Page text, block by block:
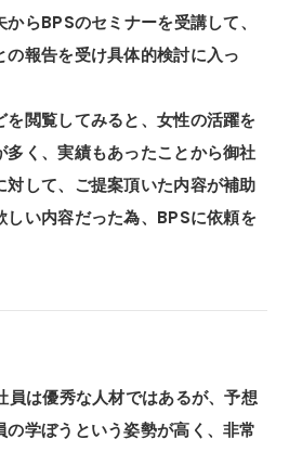
らBPSのセミナーを受講して、
報告を受け具体的検討に入っ
閲覧してみると、女性の活躍を
多く、実績もあったことから御社
して、ご提案頂いた内容が補助
い内容だった為、BPSに依頼を
は優秀な人材ではあるが、予想
学ぼうという姿勢が高く、非常